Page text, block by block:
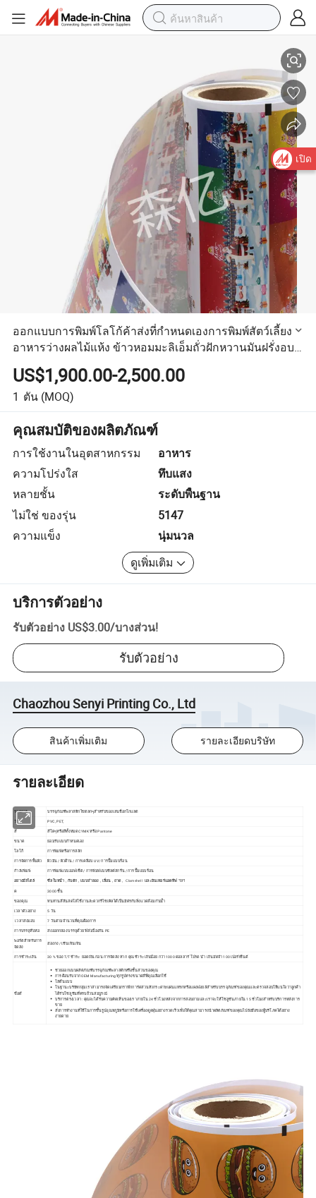
ออกแบบการพิมพ์โลโก้ค้าส่งที่กำหนดเองการพิมพ์สัตว์เลี้ยง
อาหารว่างผลไม้แห้ง ข้าวหอมมะลิเอ็มถั่วฝักหวานมันฝรั่งอบ
ช็อกโกแลตผลไม้แห้ง การบรรจุถุงเก็บกาแฟด้วยสุญญากาศ
แบบซับซ้อน
US$1,900.00-2,500.00
1 ตัน (MOQ)
คุณสมบัติของผลิตภัณฑ์
การใช้งานในอุตสาหกรรม
อาหาร
ความโปร่งใส
ทึบแสง
หลายชั้น
ระดับพื้นฐาน
ไม่ใช่ ของรุ่น
5147
ความแข็ง
นุ่มนวล
ดูเพิ่มเติม
บริการตัวอย่าง
รับตัวอย่าง US$3.00/บางส่วน!
รับตัวอย่าง
Chaozhou Senyi Printing Co., Ltd
สินค้าเพิ่มเติม รายละเอียดบริษัท
รายละเอียด
รายการ บรรจุภัณฑ์พลาสติกไข่ตลกๆสำหรับของเล่นช็อกโกแลต
วัสดุ PVC, PET,
สี
สีใดๆหรือสีทั้งหมด CYMK หรือ Pantone
ขนาด
ยอมรับแบบกำหนดเอง
โลโก้ การพิมพ์หรือการสลัก
การจัดการพื้นผิว
ผิวมัน / ผิวด้าน / การเคลือบ UV/ การปั๊มแบบร้อน
กำลังพิมพ์
การพิมพ์แบบออฟเซ็ต / การพิมพ์แบบซิลค์สกรีน / การปั๊มแบบร้อน
อย่างมีสไตล์ ซีลใบหน้า , กับดัก , แบบจำลอง , เลื่อน , ถาด , Clamshell และอินเทอร์แอคทีฟ ฯลฯ
ค
3000 ชิ้น
ของคุณ
ทนทานสีสันสดใสใช้งานสะดวกรีไซเคิลได้เป็นมิตรกับสิ่งแวดล้อม กันน้ำ
เวลาตัวอย่าง
5 วัน
เวลาส่งมอบ
7 วันตามจำนวนที่คุณต้องการ
การบรรจุหีบห่อ
ส่งออกกล่อง บรรจุด้วย ฟิล์มป้องกัน PE
พอร์ตสำหรับการ
จัดส่ง
ฮ่องกง / เชินเจินเจิน
การชำระเงิน 30 % ของ T/T ชำระ ยอดเงิน ก่อน การจัดส่ง หาก คุณชำระ เงินน้อย กว่า 1000 ดอลลาร์ โปรด นำ เงินมัดจำ 100 เปอร์เซ็นต์
ข้อดี
ช่วยออกแบบผลิตภัณฑ์บรรจุภัณฑ์พลาสติกหรือชิ้นส่วนของคุณ
การต้อนรับจาก OEM Manufacturing ทุกรูปทรงขนาดสีที่คุณเลือกใช้
ใส่ต้นแบบ
ในฐานะบริษัทกลุ่มเราสามารถจัดเตรียมกราฟิกการ์ดส่วนหัวกระดาษแผ่นแทรกหรือแผงฟอยล์สำหรับบรรจุภัณฑ์ของคุณและตรวจสอบให้แน่ใจว่าลูกค้า
ได้รับโซลูชันที่ครบถ้วนสมบูรณ์
บริการตรงเวลา : คุณจะได้รับความคิดเห็นของเราภายใน 24 ชั่วโมงหลังจากการสอบถามและเราจะให้โซลูชันภายใน 15 ชั่วโมงสำหรับบริการหลังการ
ขาย
สั่งการทำงานที่ใช้ในการขึ้นรูปอุณหภูมิหรือการใช้เครื่องดูดฝุ่นอย่างรวดเร็วเพื่อให้คุณสามารถนำผลิตภัณฑ์ของคุณไปยังมือของผู้บริโภคได้อย่าง
ง่ายดาย
เปิด